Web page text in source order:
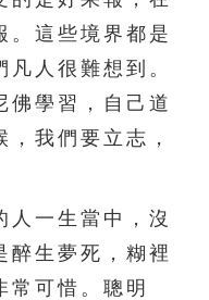
。這些境界都是
人很難想到。
佛學習，自己道
我們要立志，
一生當中，沒
醉生夢死，糊裡
常可惜。聰明